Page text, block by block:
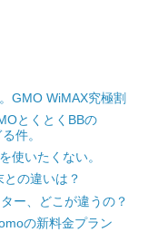
GMO WiMAX究極割
とくとくBBの
件。
使いたくない。
の違いは？
ー、どこが違うの？
の新料金プラン